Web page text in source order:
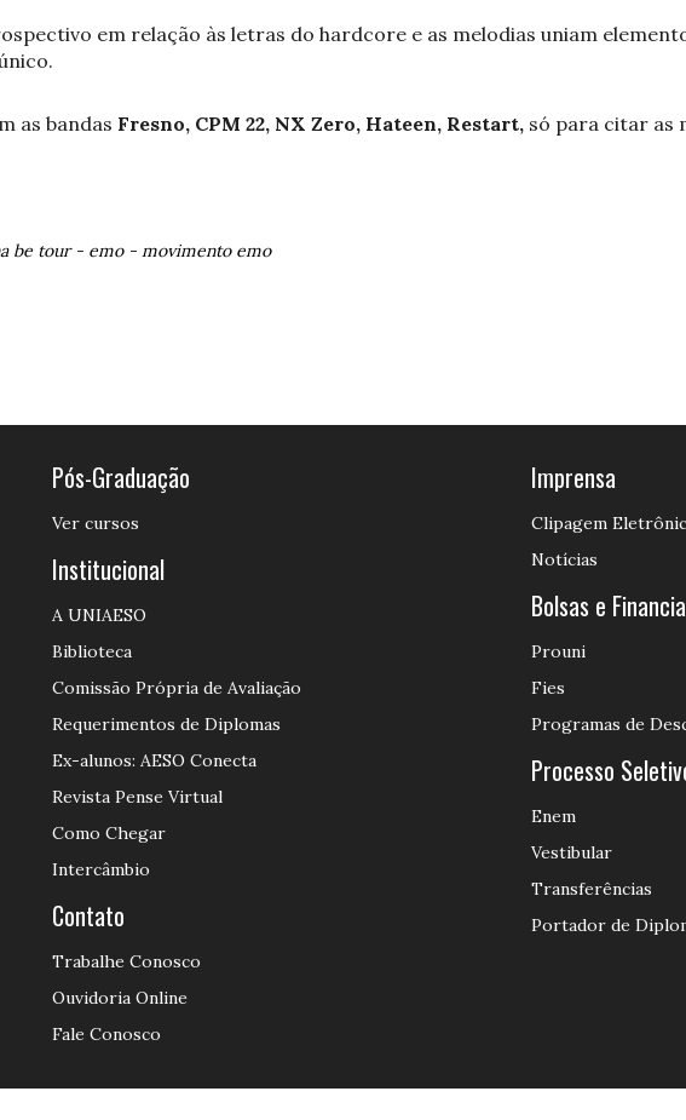
em relação às letras do hardcore e as melodias uniam
as bandas Fresno, CPM 22, NX Zero, Hateen, Restart, só para citar as
be tour- emo- movimento emo
Pós-Graduação
Ver cursos
Institucional
A UNIAESO
Biblioteca
Comissão Própria de Avaliação
Requerimentos de Diplomas
Ex-alunos: AESO Conecta
Revista Pense Virtual
Como Chegar
Intercâmbio
Contato
Trabalhe Conosco
Ouvidoria Online
Fale Conosco
Imprensa
Clipagem
Notícias
Bolsas e
Prouni
Fies
Programas de
Processo
Enem
Vestibular
Transferências
Portador de